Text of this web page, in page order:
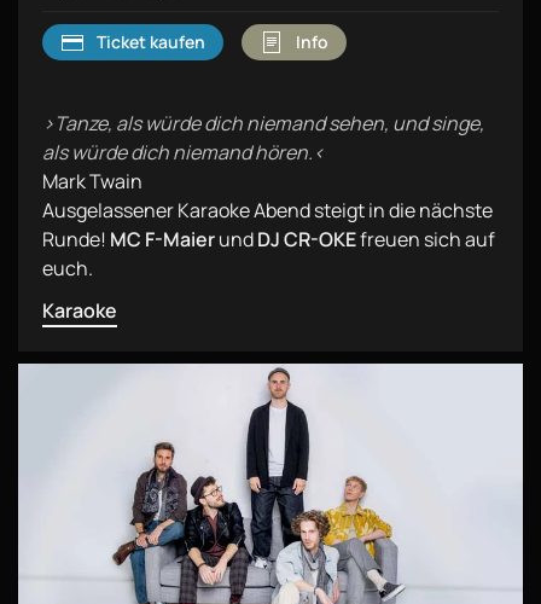
Ticket kaufen Info
›Tanze, als würde dich niemand sehen, und singe,
als würde dich niemand hören.‹
Mark Twain
Ausgelassener Karaoke Abend steigt in die nächste
Runde! MC F-MaierundDJ CR-OKEfreuen sich auf
euch.
Karaoke